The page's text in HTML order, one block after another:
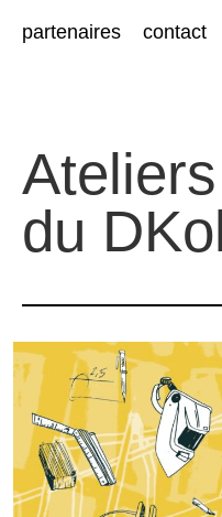
partenaires contact
du